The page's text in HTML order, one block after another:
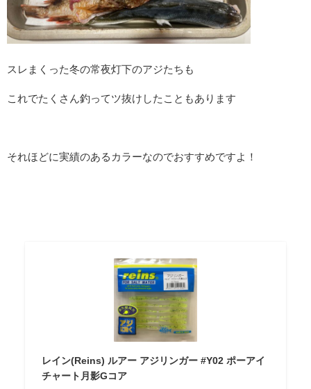
スレまくった冬の常夜灯下のアジたちも
これでたくさん釣ってツ抜けしたこともあります
それほどに実績のあるカラーなのでおすすめですよ！
レイン(Reins) ルアー アジリンガー #Y02 ポーアイ
チャート月影Gコア